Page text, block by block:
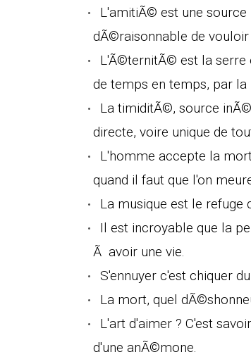
L'amitiÃ© est une
dÃ©raisonnable de vouloir
L'Ã©ternitÃ© est la serre
de temps en temps, par la
La timiditÃ©, source
directe, voire unique de
L'homme accepte la
quand il faut que l'on
La musique est le
Il est incroyable que la
Ã avoir une vie.
S'ennuyer c'est chiquer
La mort, quel
L'art d'aimer ? C'est
d'une anÃ©mone.